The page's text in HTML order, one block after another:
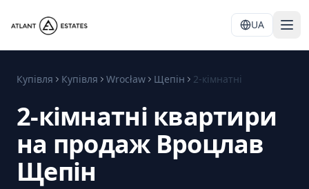
UA
Купівля Купівля Wrocław Щепін 2-кімнатні
2-кімнатні квартири
на продаж Вроцлав
Щепін